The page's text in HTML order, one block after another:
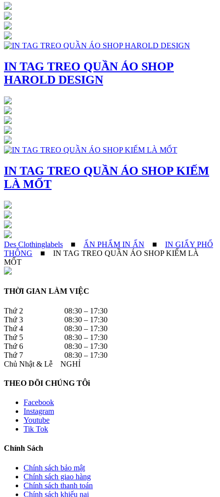
IN TAG TREO QUẦN ÁO SHOP
HAROLD DESIGN
IN TAG TREO QUẦN ÁO SHOP KIẾM
LÀ MỐT
Des Clothinglabels ■ ẤN PHẨM IN ẤN ■ IN GIẤY PHỔ
THÔNG ■ IN TAG TREO QUẦN ÁO SHOP KIẾM LÀ
MỐT
THỜI GIAN LÀM VIỆC
Thứ 2 08:30 – 17:30
Thứ 3 08:30 – 17:30
Thứ 4 08:30 – 17:30
Thứ 5 08:30 – 17:30
Thứ 6 08:30 – 17:30
Thứ 7 08:30 – 17:30
Chủ Nhật & Lễ NGHỈ
THEO DÕI CHÚNG TÔi
Facebook
Instagram
Youtube
Tik Tok
Chính Sách
Chính sách bảo mật
Chính sách giao hàng
Chính sách thanh toán
Chính sách khiếu nại